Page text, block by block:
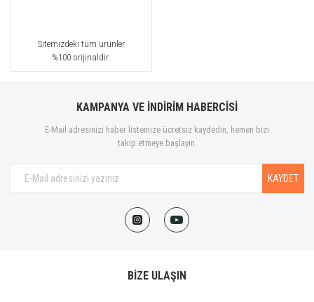
Sitemizdeki tüm ürünler
%100 orijinaldir.
KAMPANYA VE İNDİRİM HABERCİSİ
E-Mail adresinizi haber listemize ücretsiz kaydedin, hemen bizi
takip etmeye başlayın.
KAYDET
BİZE ULAŞIN